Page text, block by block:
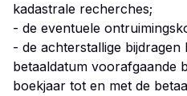
kadastrale recherches;
- de eventuele
- de achterstallige
betaaldatum voorafgaande
boekjaar tot en met de